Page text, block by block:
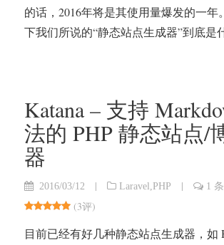
的话，2016年将是其使用量爆发的一年
下我们所说的“静态站点生成器”到底是
Katana – 支持
法的 PHP 静态站点/
器
2016/03/12 | Laravel PHP | 1
(3评)
目前已经有好几种静态站点生成器，如